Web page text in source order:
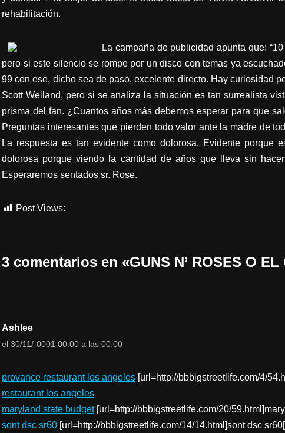
rehabilitación.
La campaña de publicidad apunta que:
pero si este silencio se rompe por un disco con temas ya
99 con ese, dicho sea de paso, excelente directo. Hay curiosidad
Scott Weiland, pero si se analiza la situación es tan surrealista
prisma del fan. ¿Cuantos años más debemos esperar para que
Preguntas interesantes que pierden todo valor ante la madre de
La respuesta es tan evidente como dolorosa. Evidente
dolorosa porque viendo la cantidad de años que lleva sin
Esperaremos sentados sr. Rose.
Post Views:
3 comentarios en «GUNS N’ ROSES O
Ashlee
el 30/11/-0001 00:00 a las 00:00
provance restaurant los angeles [url=http://bbbigstreetlife.com/4/
restaurant los angeles
maryland state budget[url=http://bbbigstreetlife.com/20/
sont dsc sr60 [url=http://bbbigstreetlife.com/14/14.html]sont dsc